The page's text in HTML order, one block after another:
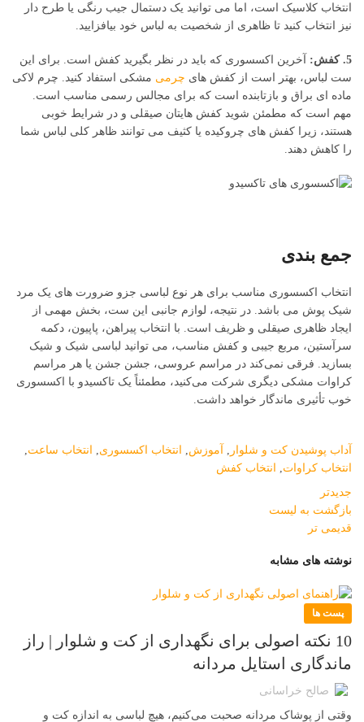
انتخاب کلاسیک است، اما می‌ توانید یک دستمال جیب رنگی یا طرح‌ دار
نیز انتخاب کنید تا ظاهری از شخصیت به لباس خود بیافزایید.
5. کفش:
آخرین اکسسوری که باید در نظر بگیرید کفش است. برای این
ست لباس، بهتر است از کفش‌ های چرمی مشکی استفاد کنید. چرم لاکی
ماده ای براق و بازتابنده است که برای مجالس رسمی مناسب است.
مهم است که مطمئن شوید کفش‌ هایتان صیقلی و در شرایط خوبی
هستند، زیرا کفش‌ های چروکیده یا کثیف می‌ توانند ظاهر کلی لباس شما
را کاهش دهند.
جمع بندی
انتخاب اکسسوری مناسب برای هر نوع لباسی جزو ضرورت های یک مرد
شیک پوش می باشد. در نتیجه، لوازم جانبی این ست، بخش مهمی از
ایجاد ظاهری صیقلی و ظریف است. با انتخاب پیراهن، پاپیون، دکمه
سرآستین، مربع جیبی و کفش مناسب، می توانید لباسی شیک و شیک
بسازید. فرقی نمی‌کند در مراسم عروسی، جشن جشن یا هر مراسم
کراوات مشکی دیگری شرکت می‌کنید، مطمئناً یک تاکسیدو با اکسسوری
خوب تأثیری ماندگار خواهد داشت.
آداب پوشیدن کت و شلوار , آموزش, انتخاب اکسسوری, انتخاب ساعت,
انتخاب کراوات,
انتخاب کفش
جدیدتر
بازگشت به لیست
قدیمی تر
نوشته های مشابه
پست ها
10 نکته اصولی برای نگهداری از کت و شلوار | راز
ماندگاری استایل مردانه
صالح خراسانی
وقتی از پوشاک مردانه صحبت می‌کنیم، هیچ لباسی به اندازه کت و